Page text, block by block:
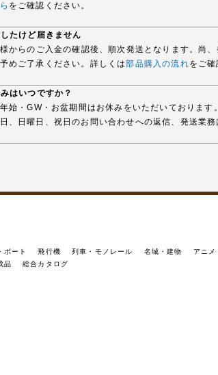
をご確認ください。
たけど届きません
からのご入金の確認後、順次発送となります。尚
めご了承ください。詳しくは部品購入の流れをご確
はいつですか？
始・GW・お盆期間はお休みをいただいております
、日曜日、祝日のお問い合わせへの返信、発送業務
ボート 飛行機 列車・モノレール 名城・建物 アニメ
品
総合カタログ